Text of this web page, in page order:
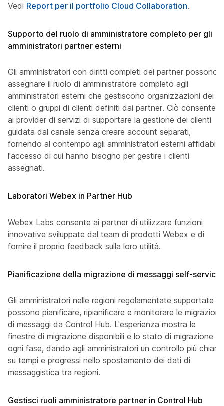
Vedi Report per il portfolio Cloud Collaboration.
Supporto del ruolo di amministratore completo per gli
amministratori partner esterni
Gli amministratori con diritti completi dei partner possono
assegnare il ruolo di amministratore completo agli
amministratori esterni che gestiscono organizzazioni dei
clienti o gruppi di clienti definiti dai partner. Ciò consente
ai provider di servizi di supportare la gestione dei clienti
guidata dal canale senza creare account separati,
fornendo al contempo agli amministratori esterni affidabili
l'accesso di cui hanno bisogno per gestire i clienti
assegnati.
Laboratori Webex in Partner Hub
Webex Labs consente ai partner di utilizzare funzioni
innovative sviluppate dal team di prodotti Webex e di
fornire il proprio feedback sulla loro utilità.
Pianificazione della migrazione di messaggi self-service
Gli amministratori nelle regioni regolamentate supportate
possono pianificare, ripianificare e monitorare le migrazioni
di messaggi da Control Hub. L'esperienza mostra le
finestre di migrazione disponibili e lo stato di migrazione in
ogni fase, dando agli amministratori un controllo più chiaro
su tempi e progressi nello spostamento dei dati di
messaggistica tra regioni.
Gestisci ruoli amministratore partner in Control Hub